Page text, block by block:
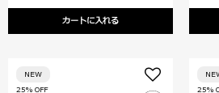
カートに入れる
25% OFF
NEW
25%